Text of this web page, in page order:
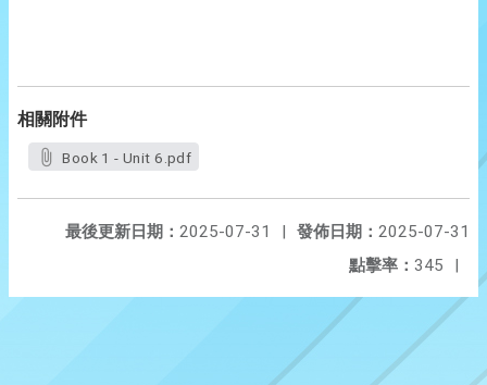
相關附件
Book 1 - Unit 6.pdf
發佈日期： 2025-07-31
最後更新日期： 2025-07-31
|
點擊率： 345 |